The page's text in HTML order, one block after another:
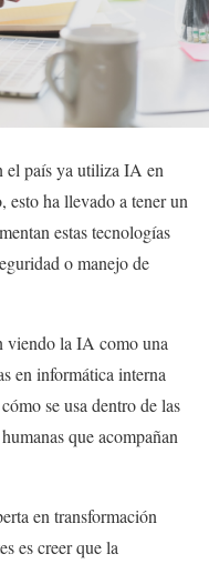
el país ya utiliza IA en
esto ha llevado a tener un
estas tecnologías
o manejo de
viendo la IA como una
en informática interna
se usa dentro de las
que acompañan
en transformación
es creer que la